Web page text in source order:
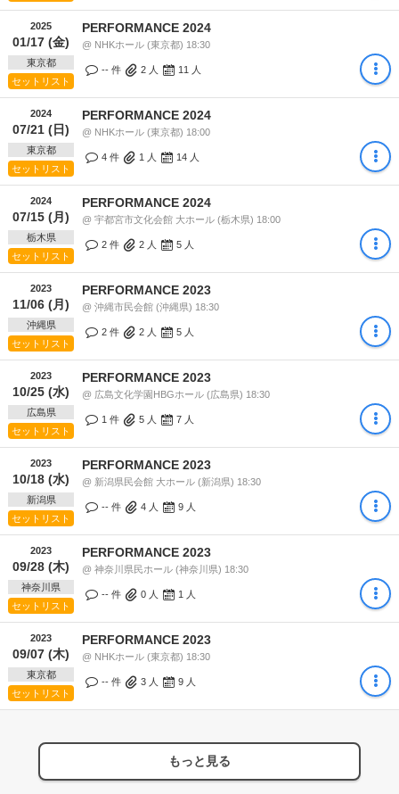
2025
01/17 (金)
東京都
セットリスト
PERFORMANCE 2024
@ NHKホール (東京都) 18:30
-- 件 2 人 11 人
2024
07/21 (日)
東京都
セットリスト
PERFORMANCE 2024
@ NHKホール (東京都) 18:00
4 件 1 人 14 人
2024
07/15 (月)
栃木県
セットリスト
PERFORMANCE 2024
@ 宇都宮市文化会館 大ホール (栃木県) 18:00
2 件 2 人 5 人
2023
11/06 (月)
沖縄県
セットリスト
PERFORMANCE 2023
@ 沖縄市民会館 (沖縄県) 18:30
2 件 2 人 5 人
2023
10/25 (水)
広島県
セットリスト
PERFORMANCE 2023
@ 広島文化学園HBGホール (広島県) 18:30
1 件 5 人 7 人
2023
10/18 (水)
新潟県
セットリスト
PERFORMANCE 2023
@ 新潟県民会館 大ホール (新潟県) 18:30
-- 件 4 人 9 人
2023
09/28 (木)
神奈川県
セットリスト
PERFORMANCE 2023
@ 神奈川県民ホール (神奈川県) 18:30
-- 件 0 人 1 人
2023
09/07 (木)
東京都
セットリスト
PERFORMANCE 2023
@ NHKホール (東京都) 18:30
-- 件 3 人 9 人
もっと見る